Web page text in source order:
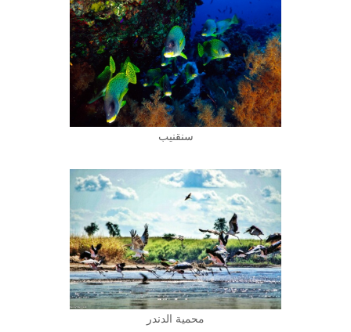
سنقنيب
محمية الدندر